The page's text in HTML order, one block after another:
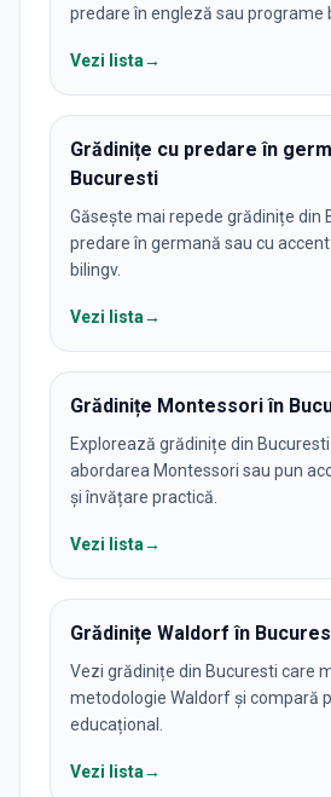
predare în engleză sau programe
Vezi lista→
Grădinițe cu predare în
Bucuresti
Găsește mai repede grădinițe din
predare în germană sau cu
bilingv.
Vezi lista→
Grădinițe Montessori în
Explorează grădinițe din
abordarea Montessori sau pun
și învățare practică.
Vezi lista→
Grădinițe Waldorf în
Vezi grădinițe din Bucuresti care
metodologie Waldorf și compară
educațional.
Vezi lista→